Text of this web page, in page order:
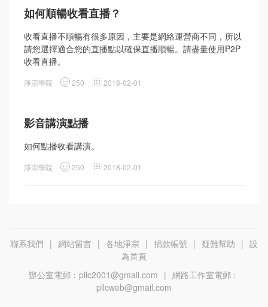
如何順暢收看直播？
收看直播不順暢有很多原因，主要是網絡運營商不同，所以
請您選擇適合您的直播點以確保直播順暢。請盡量使用P2P
收看直播。
淨宗學院 250 2018-02-01
影音講演點播
如何點播收看講演。
淨宗學院 250 2018-02-01
聯系我們 | 網站留言 | 各地淨宗 | 捐款帳號 | 疑難幫助 | 設
為首頁
辦公室電郵﹕ pllc2001@gmail.com | 網路工作室電郵﹕
pllcweb@gmail.com